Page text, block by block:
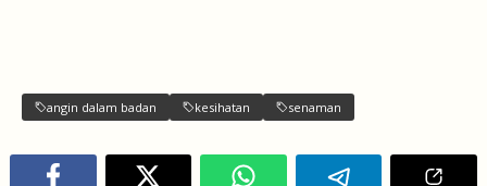
angin dalam badan kesihatan senaman